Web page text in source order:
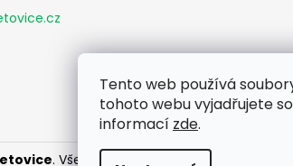
Tento web používá
tohoto webu vyjadřujete
informací zde.
. Všechna práva vyhrazena.